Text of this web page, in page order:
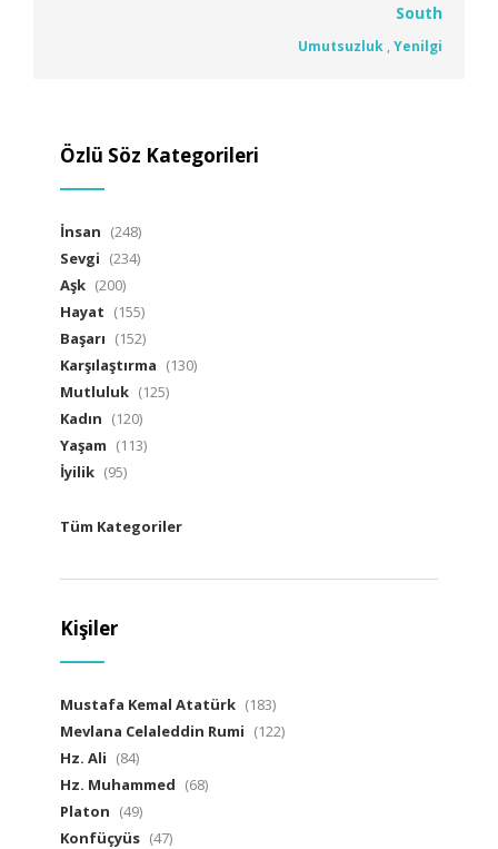
South
Umutsuzluk , Yenilgi
Özlü Söz Kategorileri
İnsan (248)
Sevgi (234)
Aşk (200)
Hayat (155)
Başarı (152)
Karşılaştırma (130)
Mutluluk (125)
Kadın (120)
Yaşam (113)
İyilik (95)
Tüm Kategoriler
Kişiler
Mustafa Kemal Atatürk (183)
Mevlana Celaleddin Rumi (122)
Hz. Ali (84)
Hz. Muhammed (68)
Platon (49)
Konfüçyüs (47)